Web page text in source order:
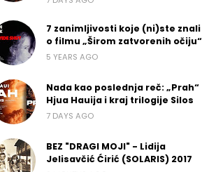
7 zanimljivosti koje (ni)ste znali
o filmu „Širom zatvorenih očiju“
5 YEARS AGO
Nada kao poslednja reč: „Prah“
Hjua Hauija i kraj trilogije Silos
7 DAYS AGO
BEZ "DRAGI MOJI" - Lidija
Jelisavčić Ćirić (SOLARIS) 2017